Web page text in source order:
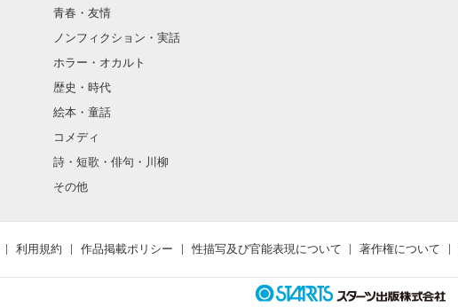
青春・友情
ノンフィクション・実話
ホラー・オカルト
歴史・時代
絵本・童話
コメディ
詩・短歌・俳句・川柳
その他
利用規約 作品掲載ポリシー 性描写及び官能表現について 著作権について